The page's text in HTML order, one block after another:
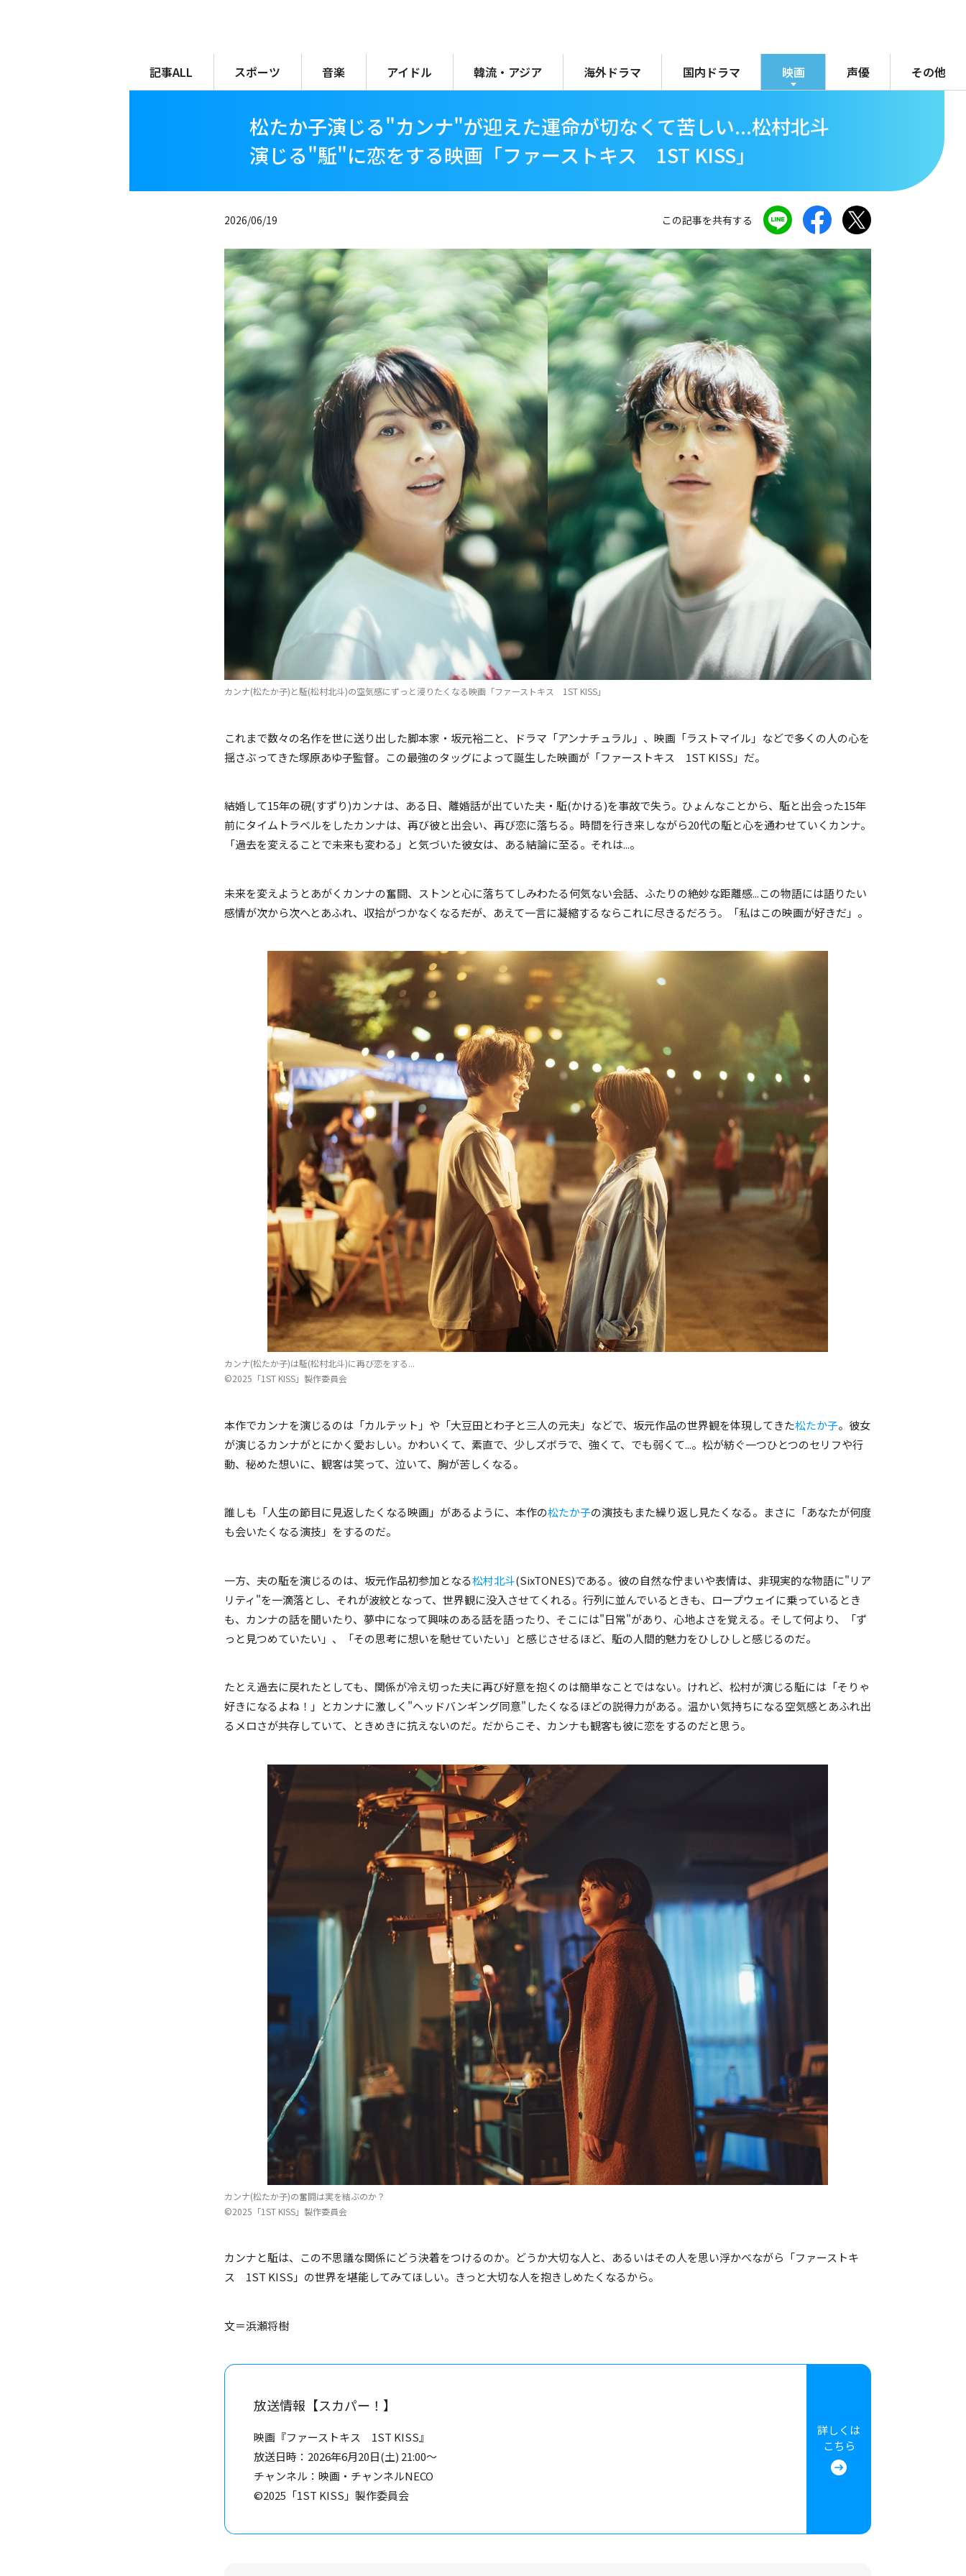
記事ALL スポーツ 音楽 アイドル 韓流・アジア 海外ドラマ 国内ドラマ 映画 声優 その他
松たか子演じる"カンナ"が迎えた運命が切なくて苦しい...松村北斗
演じる"駈"に恋をする映画「ファーストキス 1ST KISS」
2026/06/19 この記事を共有する
カンナ(松たか子)と駈(松村北斗)の空気感にずっと浸りたくなる映画「ファーストキス 1ST KISS」
これまで数々の名作を世に送り出した脚本家・坂元裕二と、ドラマ「アンナチュラル」、映画「ラストマイル」などで多くの人の心を
揺さぶってきた塚原あゆ子監督。この最強のタッグによって誕生した映画が「ファーストキス 1ST KISS」だ。
結婚して15年の硯(すずり)カンナは、ある日、離婚話が出ていた夫・駈(かける)を事故で失う。ひょんなことから、駈と出会った15年
前にタイムトラベルをしたカンナは、再び彼と出会い、再び恋に落ちる。時間を行き来しながら20代の駈と心を通わせていくカンナ。
「過去を変えることで未来も変わる」と気づいた彼女は、ある結論に至る。それは...。
未来を変えようとあがくカンナの奮闘、ストンと心に落ちてしみわたる何気ない会話、ふたりの絶妙な距離感...この物語には語りたい
感情が次から次へとあふれ、収拾がつかなくなる――だが、あえて一言に凝縮するならこれに尽きるだろう。「私はこの映画が好きだ」。
カンナ(松たか子)は駈(松村北斗)に再び恋をする...
©2025「1ST KISS」製作委員会
本作でカンナを演じるのは「カルテット」や「大豆田とわ子と三人の元夫」などで、坂元作品の世界観を体現してきた松たか子。彼女
が演じるカンナがとにかく愛おしい。かわいくて、素直で、少しズボラで、強くて、でも弱くて...。松が紡ぐ一つひとつのセリフや行
動、秘めた想いに、観客は笑って、泣いて、胸が苦しくなる。
誰しも「人生の節目に見返したくなる映画」があるように、本作の松たか子の演技もまた繰り返し見たくなる。まさに「あなたが何度
も会いたくなる演技」をするのだ。
一方、夫の駈を演じるのは、坂元作品初参加となる松村北斗(SixTONES)である。彼の自然な佇まいや表情は、非現実的な物語に"リア
リティ"を一滴落とし、それが波紋となって、世界観に没入させてくれる。行列に並んでいるときも、ロープウェイに乗っているとき
も、カンナの話を聞いたり、夢中になって興味のある話を語ったり、そこには"日常"があり、心地よさを覚える。そして何より、「ず
っと見つめていたい」、「その思考に想いを馳せていたい」と感じさせるほど、駈の人間的魅力をひしひしと感じるのだ。
たとえ過去に戻れたとしても、関係が冷え切った夫に再び好意を抱くのは簡単なことではない。けれど、松村が演じる駈には「そりゃ
好きになるよね！」とカンナに激しく"ヘッドバンギング同意"したくなるほどの説得力がある。温かい気持ちになる空気感とあふれ出
るメロさが共存していて、ときめきに抗えないのだ。だからこそ、カンナも観客も彼に恋をするのだと思う。
カンナ(松たか子)の奮闘は実を結ぶのか？
©2025「1ST KISS」製作委員会
カンナと駈は、この不思議な関係にどう決着をつけるのか。どうか大切な人と、あるいはその人を思い浮かべながら「ファーストキ
ス 1ST KISS」の世界を堪能してみてほしい。きっと大切な人を抱きしめたくなるから。
文＝浜瀬将樹
放送情報【スカパー！】
映画『ファーストキス 1ST KISS』
放送日時：2026年6月20日(土) 21:00～
チャンネル：映画・チャンネルNECO
©2025「1ST KISS」製作委員会
詳しくは
こちら